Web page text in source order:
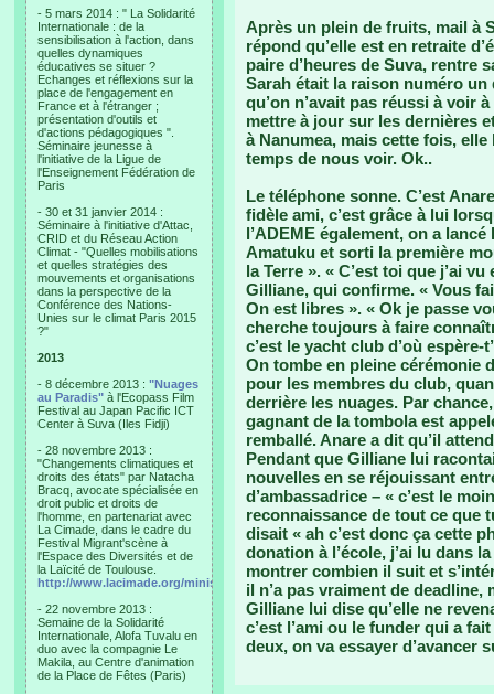
- 5 mars 2014 : " La Solidarité
Internationale : de la
sensibilisation à l'action, dans
quelles dynamiques
éducatives se situer ?
Echanges et réflexions sur la
place de l'engagement en
France et à l'étranger ;
présentation d'outils et
d'actions pédagogiques ".
Séminaire jeunesse à
l'initiative de la Ligue de
l'Enseignement Fédération de
Paris
- 30 et 31 janvier 2014 :
Séminaire à l'initiative d'Attac,
CRID et du Réseau Action
Climat - "Quelles mobilisations
et quelles stratégies des
mouvements et organisations
dans la perspective de la
Conférence des Nations-
Unies sur le climat Paris 2015
?"
2013
- 8 décembre 2013 : "Nuages
au Paradis" à l'Ecopass Film
Festival au Japan Pacific ICT
Center à Suva (Iles Fidji)
- 28 novembre 2013 :
"Changements climatiques et
droits des états" par Natacha
Bracq, avocate spécialisée en
droit public et droits de
l'homme, en partenariat avec
La Cimade, dans le cadre du
Festival Migrant'scène à
l'Espace des Diversités et de
la Laïcité de Toulouse.
http://www.lacimade.org/minisites/migrantscene
- 22 novembre 2013 :
Semaine de la Solidarité
Internationale, Alofa Tuvalu en
duo avec la compagnie Le
Makila, au Centre d'animation
de la Place de Fêtes (Paris)
Après un plein de fruits, mail à
répond qu’elle est en retraite
paire d’heures de Suva, rentre
Sarah était la raison numéro
qu’on n’avait pas réussi à voir
mettre à jour sur les dernières
à Nanumea, mais cette fois,
temps de nous voir. Ok..
Le téléphone sonne. C’est
fidèle ami, c’est grâce à lui
l’ADEME également, on a
Amatuku et sorti la première
la Terre ». « C’est toi que j’ai
Gilliane, qui confirme. « Vous
On est libres ». « Ok je passe
cherche toujours à faire
c’est le yacht club d’où
On tombe en pleine cérémonie
pour les membres du club,
derrière les nuages. Par
gagnant de la tombola est
remballé. Anare a dit qu’il
Pendant que Gilliane lui
nouvelles en se réjouissant
d’ambassadrice – « c’est le
reconnaissance de tout ce que
disait « ah c’est donc ça cette
donation à l’école, j’ai lu dans
montrer combien il suit et
il n’a pas vraiment de deadline,
Gilliane lui dise qu’elle ne
c’est l’ami ou le funder qui a
deux, on va essayer d’avancer